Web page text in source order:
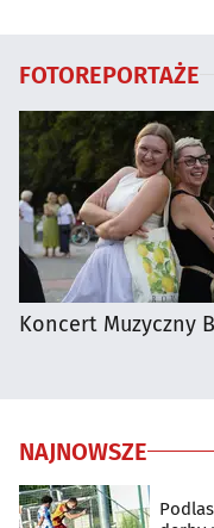
FOTOREPORTAŻE
Koncert Muzyczny
NAJNOWSZE